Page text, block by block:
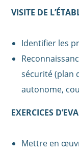
VISITE DE
Identifier les
sécurité (plan
autonome,
EXERCICES
Mettre en